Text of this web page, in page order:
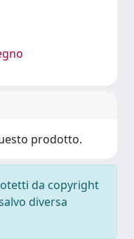
prodotto.
da copyright
diversa